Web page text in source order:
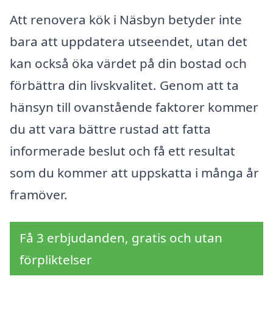
Att renovera kök i Näsbyn betyder inte
bara att uppdatera utseendet, utan det
kan också öka värdet på din bostad och
förbättra din livskvalitet. Genom att ta
hänsyn till ovanstående faktorer kommer
du att vara bättre rustad att fatta
informerade beslut och få ett resultat
som du kommer att uppskatta i många år
framöver.
Få 3 erbjudanden, gratis och utan
förpliktelser